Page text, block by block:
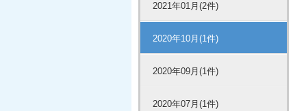
2021年01月(2件)
2020年10月(1件)
2020年09月(1件)
2020年07月(1件)